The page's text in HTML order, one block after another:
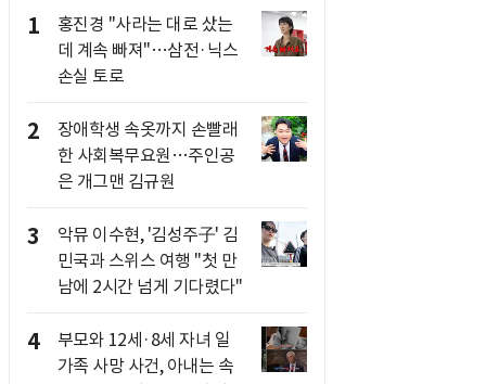
1
홍진경 "사라는 대로 샀는
데 계속 빠져"…삼전·닉스
손실 토로
2
장애학생 속옷까지 손빨래
한 사회복무요원…주인공
은 개그맨 김규원
3
악뮤 이수현, '김성주子' 김
민국과 스위스 여행 "첫 만
남에 2시간 넘게 기다렸다"
4
부모와 12세·8세 자녀 일
가족 사망 사건, 아내는 속